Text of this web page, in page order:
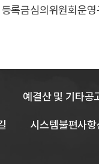
록금심의위원회운
예결산 및 기타공
시스템불편사